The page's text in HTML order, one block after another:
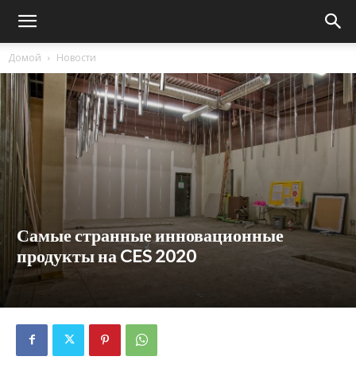
Домой Новости
Самые странные инновационные
продукты на CES 2020